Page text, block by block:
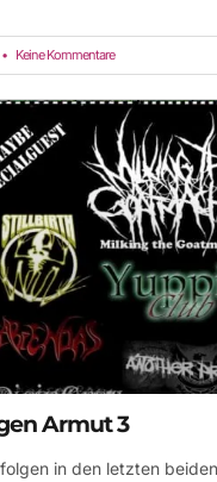
Keine Kommentare
Armut 3
in den letzten